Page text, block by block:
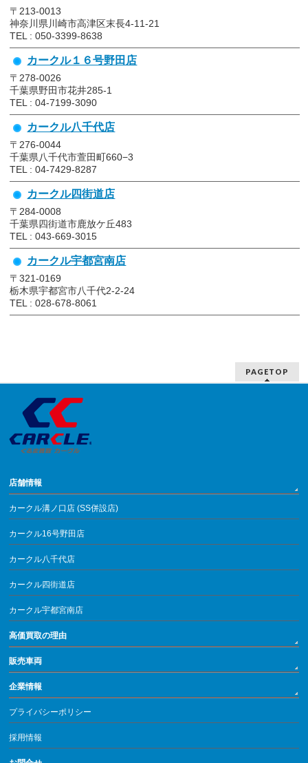
〒213-0013
神奈川県川崎市高津区末長4-11-21
TEL : 050-3399-8638
カークル１６号野田店
〒278-0026
千葉県野田市花井285-1
TEL : 04-7199-3090
カークル八千代店
〒276-0044
千葉県八千代市萱田町660−3
TEL : 04-7429-8287
カークル四街道店
〒284-0008
千葉県四街道市鹿放ケ丘483
TEL : 043-669-3015
カークル宇都宮南店
〒321-0169
栃木県宇都宮市八千代2-2-24
TEL : 028-678-8061
PAGETOP
店舗情報
カークル溝ノ口店 (SS併設店)
カークル16号野田店
カークル八千代店
カークル四街道店
カークル宇都宮南店
高価買取の理由
販売車両
企業情報
プライバシーポリシー
採用情報